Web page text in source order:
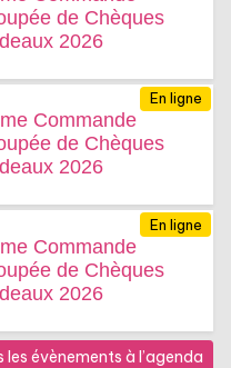
de Chèques
2026
Commande
de Chèques
2026
En ligne
Commande
de Chèques
2026
En ligne
les évènements à l’agenda